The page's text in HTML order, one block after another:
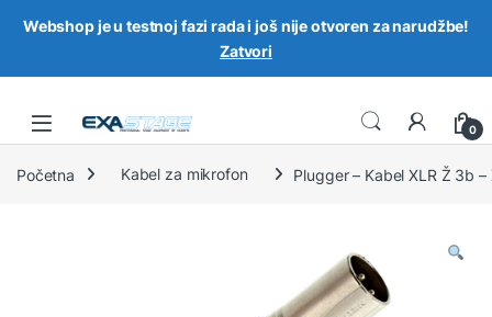
Skip to navigation
Skip to content
0
Početna Kabel za mikrofon Plugger – Kabel XLR Ž 3b
Webshop je u testnoj fazi rada i još nije otvoren za narudžbe!
Zatvori